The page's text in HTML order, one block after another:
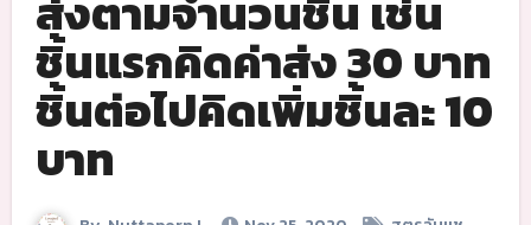
ส่งตามจำนวนชิ้น เช่น
ชิ้นแรกคิดค่าส่ง 30 บาท
ชิ้นต่อไปคิดเพิ่มชิ้นละ 10
บาท